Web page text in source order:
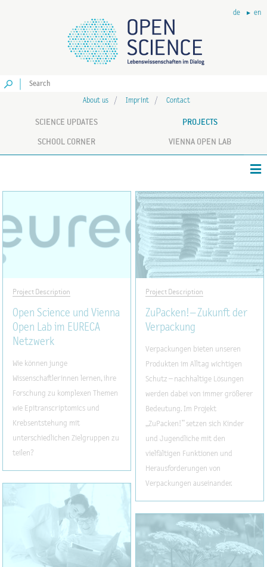
de en
About us Imprint Contact
SCIENCE UPDATES PROJECTS
SCHOOL CORNER VIENNA OPEN LAB
Project Description
Open Science und Vienna
Open Lab im EURECA
Netzwerk
Wie können junge
Wissenschaftlerinnen lernen, ihre
Forschung zu komplexen Themen
wie Epitranscriptomics und
Krebsentstehung mit
unterschiedlichen Zielgruppen zu
teilen?
Project Description
ZuPacken! – Zukunft der
Verpackung
Verpackungen bieten unseren
Produkten im Alltag wichtigen
Schutz – nachhaltige Lösungen
werden dabei von immer größerer
Bedeutung. Im Projekt
„ZuPacken!“ setzen sich Kinder
und Jugendliche mit den
vielfältigen Funktionen und
Herausforderungen von
Verpackungen auseinander.